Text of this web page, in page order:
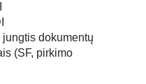
dokumentų
(SF, pirkimo